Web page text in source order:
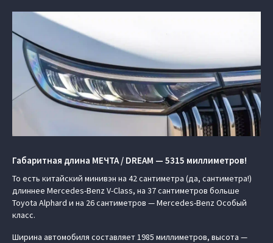
Габаритная длина МЕЧТА / DREAM — 5315 миллиметров!
То есть китайский минивэн на 42 сантиметра (да, сантиметра!)
длиннее Mercedes-Benz V-Class, на 37 сантиметров больше
Toyota Alphard и на 26 сантиметров — Mercedes-Benz Особый
класс.
Ширина автомобиля составляет 1985 миллиметров, высота —